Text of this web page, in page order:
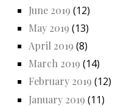
June 2019 (12)
May 2019 (13)
April 2019 (8)
March 2019 (14)
February 2019 (12)
January 2019 (11)